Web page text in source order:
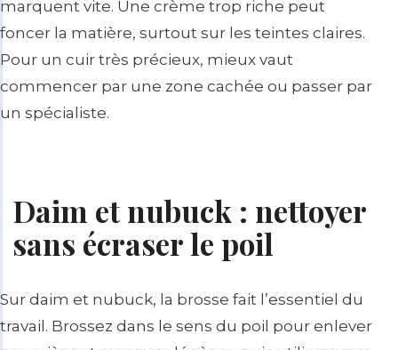
marquent vite. Une crème trop riche peut
foncer la matière, surtout sur les teintes claires.
Pour un cuir très précieux, mieux vaut
commencer par une zone cachée ou passer par
un spécialiste.
Daim et nubuck : nettoyer
sans écraser le poil
Sur daim et nubuck, la brosse fait l’essentiel du
travail. Brossez dans le sens du poil pour enlever